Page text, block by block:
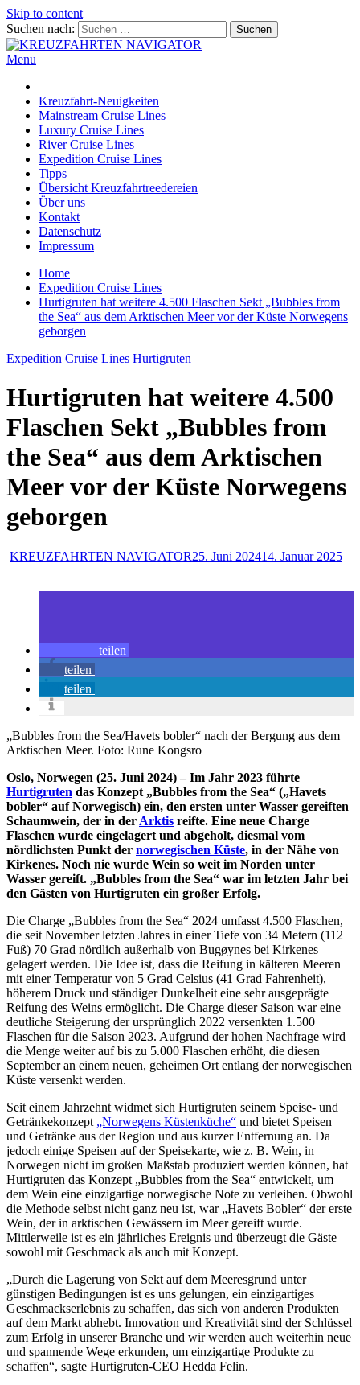
Skip to content
Suchen nach:
Menu
Kreuzfahrt-Neuigkeiten
Mainstream Cruise Lines
Luxury Cruise Lines
River Cruise Lines
Expedition Cruise Lines
Tipps
Übersicht Kreuzfahrtreedereien
Über uns
Kontakt
Datenschutz
Impressum
Home
Expedition Cruise Lines
Hurtigruten hat weitere 4.500 Flaschen Sekt „Bubbles from
the Sea“ aus dem Arktischen Meer vor der Küste Norwegens
geborgen
Expedition Cruise Lines Hurtigruten
Hurtigruten hat weitere 4.500
Flaschen Sekt „Bubbles from
the Sea“ aus dem Arktischen
Meer vor der Küste Norwegens
geborgen
KREUZFAHRTEN NAVIGATOR25. Juni 202414. Januar 2025
teilen
teilen
teilen
„Bubbles from the Sea/Havets bobler“ nach der Bergung aus dem
Arktischen Meer. Foto: Rune Kongsro
Oslo, Norwegen (25. Juni 2024) – Im Jahr 2023 führte
Hurtigruten das Konzept „Bubbles from the Sea“ („Havets
bobler“ auf Norwegisch) ein, den ersten unter Wasser gereiften
Schaumwein, der in der Arktis reifte. Eine neue Charge
Flaschen wurde eingelagert und abgeholt, diesmal vom
nördlichsten Punkt der norwegischen Küste, in der Nähe von
Kirkenes. Noch nie wurde Wein so weit im Norden unter
Wasser gereift. „Bubbles from the Sea“ war im letzten Jahr bei
den Gästen von Hurtigruten ein großer Erfolg.
Die Charge „Bubbles from the Sea“ 2024 umfasst 4.500 Flaschen,
die seit November letzten Jahres in einer Tiefe von 34 Metern (112
Fuß) 70 Grad nördlich außerhalb von Bugøynes bei Kirkenes
gelagert werden. Die Idee ist, dass die Reifung in kälteren Meeren
mit einer Temperatur von 5 Grad Celsius (41 Grad Fahrenheit),
höherem Druck und ständiger Dunkelheit eine sehr ausgeprägte
Reifung des Weins ermöglicht. Die Charge dieser Saison war eine
deutliche Steigerung der ursprünglich 2022 versenkten 1.500
Flaschen für die Saison 2023. Aufgrund der hohen Nachfrage wird
die Menge weiter auf bis zu 5.000 Flaschen erhöht, die diesen
September an einem neuen, geheimen Ort entlang der norwegischen
Küste versenkt werden.
Seit einem Jahrzehnt widmet sich Hurtigruten seinem Speise- und
Getränkekonzept „Norwegens Küstenküche“ und bietet Speisen
und Getränke aus der Region und aus kurzer Entfernung an. Da
jedoch einige Speisen auf der Speisekarte, wie z. B. Wein, in
Norwegen nicht im großen Maßstab produziert werden können, hat
Hurtigruten das Konzept „Bubbles from the Sea“ entwickelt, um
dem Wein eine einzigartige norwegische Note zu verleihen. Obwohl
die Methode selbst nicht ganz neu ist, war „Havets Bobler“ der erste
Wein, der in arktischen Gewässern im Meer gereift wurde.
Mittlerweile ist es ein jährliches Ereignis und überzeugt die Gäste
sowohl mit Geschmack als auch mit Konzept.
„Durch die Lagerung von Sekt auf dem Meeresgrund unter
günstigen Bedingungen ist es uns gelungen, ein einzigartiges
Geschmackserlebnis zu schaffen, das sich von anderen Produkten
auf dem Markt abhebt. Innovation und Kreativität sind der Schlüssel
zum Erfolg in unserer Branche und wir werden auch weiterhin neue
und spannende Wege erkunden, um einzigartige Produkte zu
schaffen“, sagte Hurtigruten-CEO Hedda Felin.